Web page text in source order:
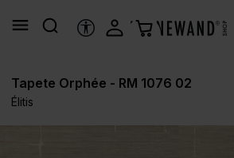
springen
HILFSTOOLS
Tapete Orphée - RM 1076 02
Élitis